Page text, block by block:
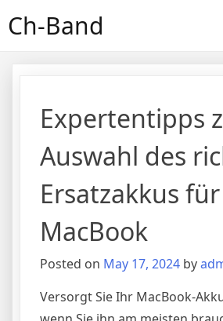
toCh-Band
Expertentipps
Auswahl des
Ersatzakkus
MacBook
Posted on May 17, 2024 by
Versorgt Sie Ihr MacBook-